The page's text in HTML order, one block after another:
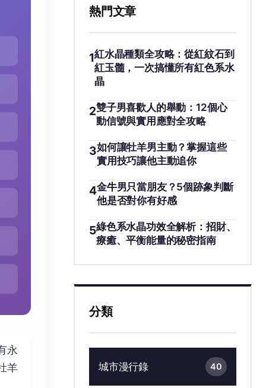
永
羊
熱門文章
1紅水晶種類全攻略：從紅紋石到
紅玉髓，一次搞懂所有紅色系水
晶
2雙子男喜歡人的舉動：12個心
動信號與實用應對全攻略
3如何讓牡羊男主動？掌握這些
實用技巧讓他主動追你
4金牛男只當朋友？5個跡象判斷
他是否對你有好感
5綠色系水晶功效全解析：招財、
療癒、平衡能量的秘密指南
分類
城市漫行錄 40